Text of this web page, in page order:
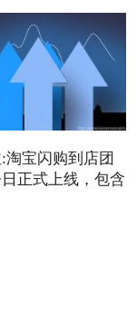
淘宝闪购到店团
正式上线，包含